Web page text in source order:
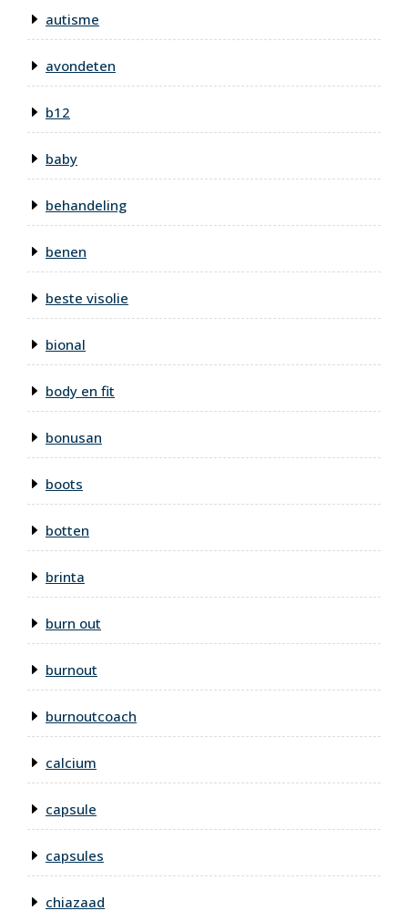
autisme
avondeten
b12
baby
behandeling
benen
beste visolie
bional
body en fit
bonusan
boots
botten
brinta
burn out
burnout
burnoutcoach
calcium
capsule
capsules
chiazaad